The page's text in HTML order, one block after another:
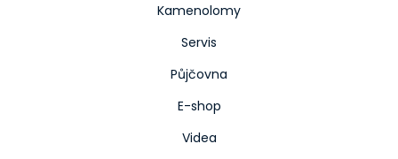
Kamenolomy
Servis
Půjčovna
E-shop
Videa